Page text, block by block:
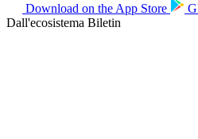
Download on the App Store
Dall'ecosistema Biletin